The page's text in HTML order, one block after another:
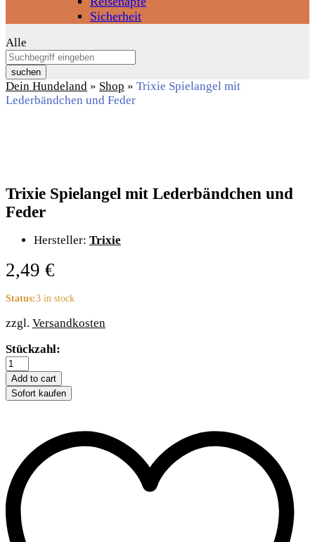
Sicherheit
Alle
suchen
Dein Hundeland » Shop » Trixie Spielangel mit
Lederbändchen und Feder
Trixie Spielangel mit Lederbändchen und
Feder
Hersteller: Trixie
2,49 €
Status:3 in stock
zzgl. Versandkosten
Trixie
Spielangel
mit
Lederbändchen
und
Stückzahl:
Add to cart
Sofort kaufen